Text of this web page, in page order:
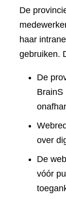
De
haar
gebruiken.
De
BrainS
over
De
vóór